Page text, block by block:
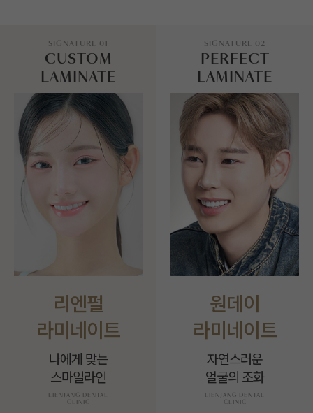
SIGNATURE 01
CUSTOM
LAMINATE
리엔펄
라미네이트
나에게 맞는
스마일라인
SIGNATURE 02
PERFECT
LAMINATE
원데이
라미네이트
자연스러운
얼굴의 조화